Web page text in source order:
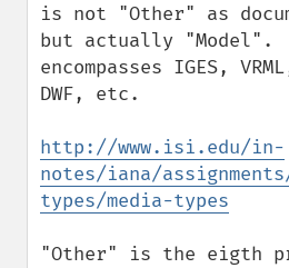
is not "Other" as
but actually "Model".
encompasses IGES,
DWF, etc.
http://www.isi.edu/in-
notes/iana/
types/media-types
"Other" is the eigth